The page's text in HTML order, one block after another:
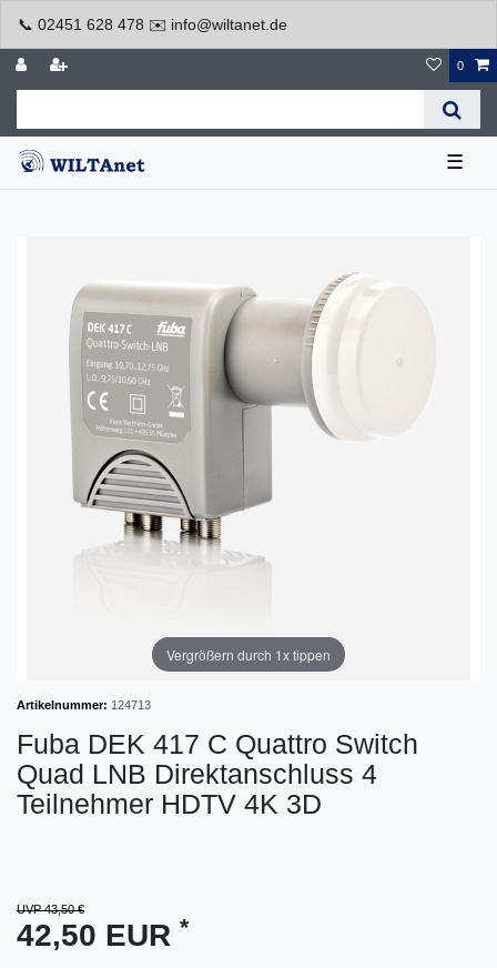
📞 02451 628 478 ✉️ info@wiltanet.de
0
☰
Vergrößern durch 1x tippen
Artikelnummer: 124713
Fuba DEK 417 C Quattro Switch
Quad LNB Direktanschluss 4
Teilnehmer HDTV 4K 3D
UVP 43,50 €
42,50 EUR *